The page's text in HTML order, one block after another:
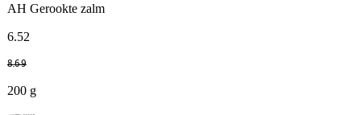
AH Gerookte zalm
6.52
8.69
200 g